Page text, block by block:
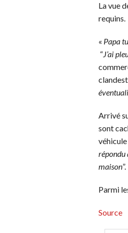
La vue
requins.
« Papa
“J’ai
Arrivé
sont
répondu
maison
Parmi
Source